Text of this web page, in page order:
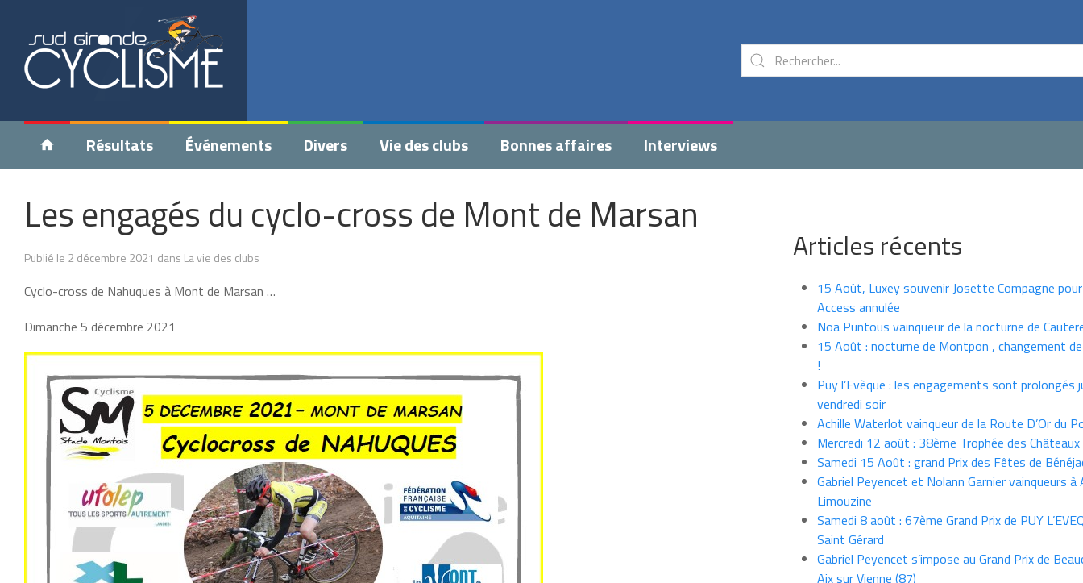
Résultats Événements Divers Vie des clubs Bonnes affaires Interviews
Les engagés du cyclo-cross de Mont de Marsan
Publié le 2 décembre 2021 dans La vie des clubs
Cyclo-cross de Nahuques à Mont de Marsan …
Dimanche 5 décembre 2021
Articles récents
15 Août, Luxey souvenir Josette Compagne
Access annulée
Noa Puntous vainqueur de la nocturne de
15 Août : nocturne de Montpon , changement
!
Puy l’Evèque : les engagements sont prolongés
vendredi soir
Achille Waterlot vainqueur de la Route D’Or du
Mercredi 12 août : 38ème Trophée des Châteaux
Samedi 15 Août : grand Prix des Fêtes de
Gabriel Peyencet et Nolann Garnier vainqueurs à
Limouzine
Samedi 8 août : 67ème Grand Prix de PUY
Saint Gérard
Gabriel Peyencet s’impose au Grand Prix de
Aix sur Vienne (87)